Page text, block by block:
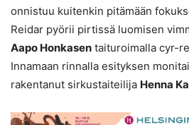
onnistuu kuitenkin pitämään
Reidar pyörii pirtissä luomisen
Aapo Honkasen taituroimalla cyr-
Innamaan rinnalla esityksen
rakentanut sirkustaiteilija Henna